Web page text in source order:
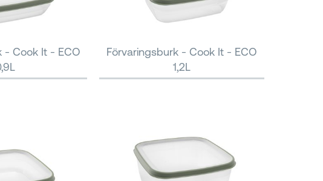
- Cook It - ECO
Förvaringsburk - Cook It - ECO
1,2L